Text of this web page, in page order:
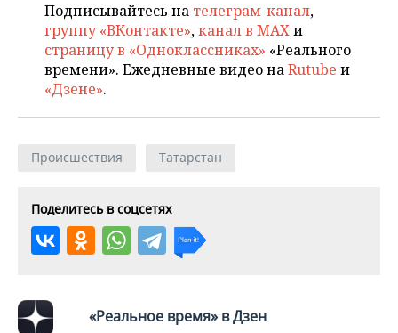
Подписывайтесь на телеграм-канал,
группу «ВКонтакте»,канал в MAXи
страницу в «Одноклассниках» «Реального
времени». Ежедневные видео наRutube и
«Дзене».
Происшествия Татарстан
Поделитесь в соцсетях
«Реальное время» в Дзен